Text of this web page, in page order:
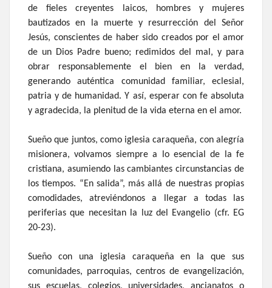
de fieles creyentes laicos, hombres y mujeres
bautizados en la muerte y resurrección del Señor
Jesús, conscientes de haber sido creados por el amor
de un Dios Padre bueno; redimidos del mal, y para
obrar responsablemente el bien en la verdad,
generando auténtica comunidad familiar, eclesial,
patria y de humanidad. Y así, esperar con fe absoluta
y agradecida, la plenitud de la vida eterna en el amor.
Sueño que juntos, como iglesia caraqueña, con alegría
misionera, volvamos siempre a lo esencial de la fe
cristiana, asumiendo las cambiantes circunstancias de
los tiempos. “En salida”, más allá de nuestras propias
comodidades, atreviéndonos a llegar a todas las
periferias que necesitan la luz del Evangelio (cfr. EG
20-23).
Sueño con una iglesia caraqueña en la que sus
comunidades, parroquias, centros de evangelización,